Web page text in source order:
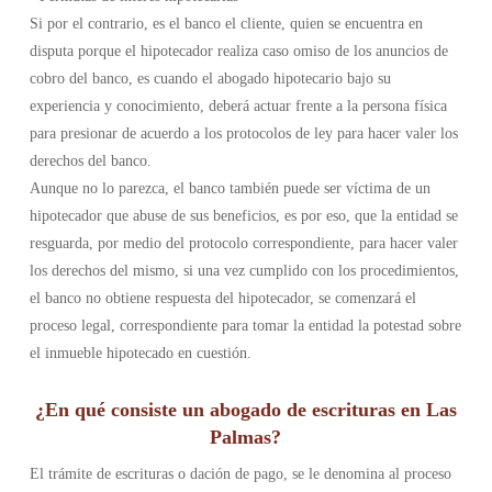
Si por el contrario, es el banco el cliente, quien se encuentra en
disputa porque el hipotecador realiza caso omiso de los anuncios de
cobro del banco, es cuando el abogado hipotecario bajo su
experiencia y conocimiento, deberá actuar frente a la persona física
para presionar de acuerdo a los protocolos de ley para hacer valer los
derechos del banco.
Aunque no lo parezca, el banco también puede ser víctima de un
hipotecador que abuse de sus beneficios, es por eso, que la entidad se
resguarda, por medio del protocolo correspondiente, para hacer valer
los derechos del mismo, si una vez cumplido con los procedimientos,
el banco no obtiene respuesta del hipotecador, se comenzará el
proceso legal, correspondiente para tomar la entidad la potestad sobre
el inmueble hipotecado en cuestión.
¿En qué consiste un abogado de escrituras en Las
Palmas?
El trámite de escrituras o dación de pago, se le denomina al proceso